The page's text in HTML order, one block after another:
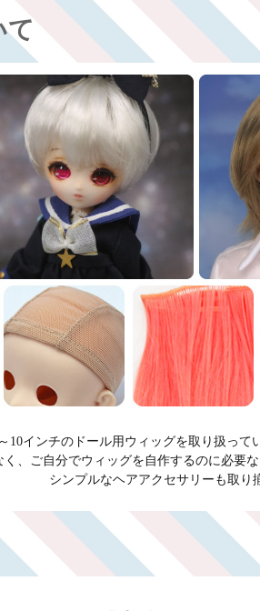
て
10インチのドール用ウィッグを取り扱って
く、ご自分でウィッグを自作するのに必要
シンプルなヘアアクセサリーも取り